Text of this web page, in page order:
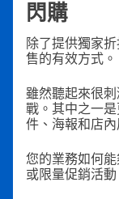
閃購
除了提供獨家
售的有效方式。
雖然聽起來很
戰。其中之一
件、海報和店
您的業務如何
或限量促銷活動